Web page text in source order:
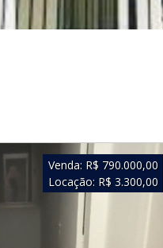
Venda: R$ 790.000,00
Locação: R$ 3.300,00